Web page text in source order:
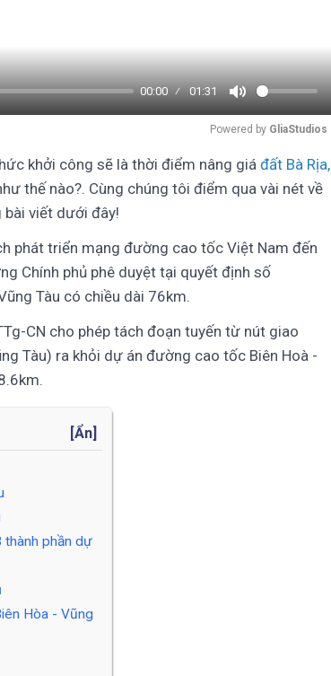
00:00 01:31
Mute
Powered by GliaStudios
khởi công sẽ là thời điểm nâng giá đất Bà Rịa,
thế nào?. Cùng chúng tôi điểm qua vài nét về
bài viết dưới đây!
phát triển mạng đường cao tốc Việt Nam đến
Chính phủ phê duyệt tại quyết định số
Tàu có chiều dài 76km.
CN cho phép tách đoạn tuyến từ nút giao
Tàu) ra khỏi dự án đường cao tốc Biên Hoà -
[Ẩn]
thành phần dự
Hòa - Vũng